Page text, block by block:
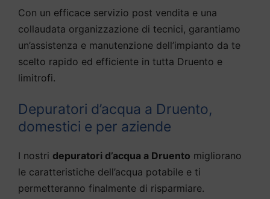
Con un efficace servizio post vendita e una
collaudata organizzazione di tecnici, garantiamo
un’assistenza e manutenzione dell’impianto da te
scelto rapido ed efficiente in tutta Druento e
limitrofi.
Depuratori d’acqua a Druento,
domestici e per aziende
I nostri depuratori d’acqua a Druento migliorano
le caratteristiche dell’acqua potabile e ti
permetteranno finalmente di risparmiare.